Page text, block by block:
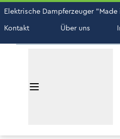
Elektrische Dampferzeuger
Kontakt
Über uns